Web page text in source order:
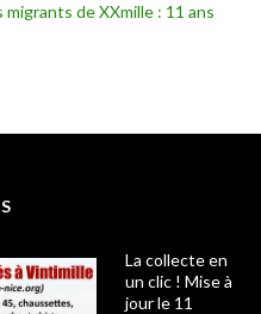
de XXmille : 11 ans
La collecte en
un clic ! Mise à
jour le 11